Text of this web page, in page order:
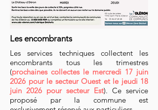
Les encombrants
Les services techniques collectent les
encombrants tous les trimestres
(prochaines collectes le mercredi 17 juin
2026 pour le secteur Ouest et le jeudi 18
juin 2026 pour secteur Est). Ce service
proposé par la commune est